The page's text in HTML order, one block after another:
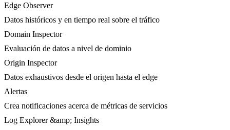
Edge Observer
Datos históricos y en tiempo real sobre el tráfico
Domain Inspector
Evaluación de datos a nivel de dominio
Origin Inspector
Datos exhaustivos desde el origen hasta el edge
Alertas
Crea notificaciones acerca de métricas de servicios
Log Explorer &amp; Insights